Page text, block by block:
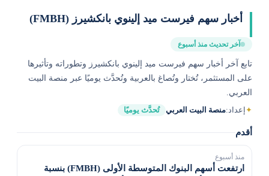
أخبار سهم فيرست ميد إلينوي بانكشيرز (FMBH)
آخر تحديث منذ أسبوع
تابع آخر أخبار سهم فيرست ميد إلينوي بانكشيرز وتطوراته وتأثيرها
على المستثمر، تُختار وتُصاغ بالعربية وتُحدَّث يوميًا عبر منصة البيت
العربي.
✦إعداد:منصة البيت العربي تُحدَّث يوميًا
أقدم
منذ أسبوع
ارتفعت أسهم البنوك المتوسطة الأولى (FMBH) بنسبة